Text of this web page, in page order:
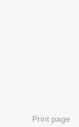
Print page